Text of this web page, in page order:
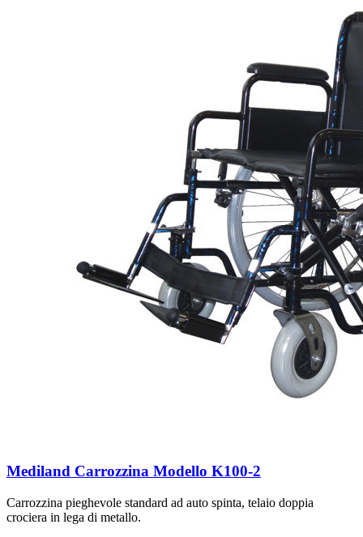
Mediland Carrozzina Modello K100-2
Carrozzina pieghevole standard ad auto spinta, telaio doppia
crociera in lega di metallo.